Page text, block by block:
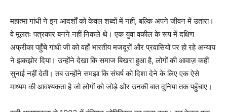
महात्मा गांधी ने इन आदर्शों को केवल शब्दों में नहीं, बल्कि अपने जीवन में उतारा।
वे मूलतः पत्रकार बनने नहीं निकले थे। एक युवा वकील के रूप में दक्षिण
अफ्रीका पहुँचे गांधी जी को वहाँ भारतीय मजदूरों और प्रवासियों पर हो रहे अन्याय
ने झकझोर दिया। उन्होंने देखा कि समाज बिखरा हुआ है, लोगों की आवाज़ कहीं
सुनाई नहीं देती। तब उन्होंने समझा कि संघर्ष को दिशा देने के लिए एक ऐसे
माध्यम की आवश्यकता है जो लोगों को जोड़े और उनकी बात दुनिया तक पहुँचाए।